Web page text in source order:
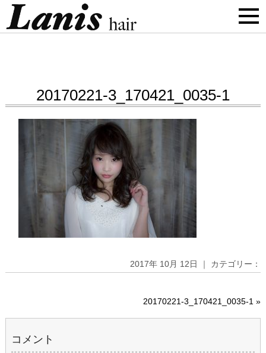
20170221-3_170421_0035-1
2017年 10月 12日 ｜ カテゴリー：
20170221-3_170421_0035-1 »
コメント